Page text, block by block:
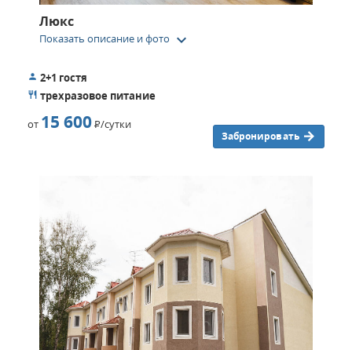
Люкс
Показать описание и фото keyboard_arrow_down
2+1 гостя
трехразовое питание
от 15 600Р/сутки
Забронировать